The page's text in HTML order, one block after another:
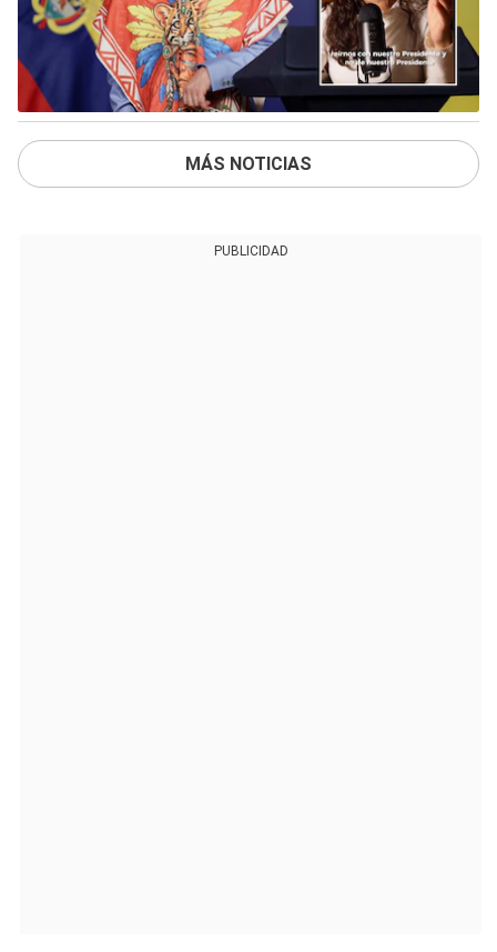
MÁS NOTICIAS
PUBLICIDAD